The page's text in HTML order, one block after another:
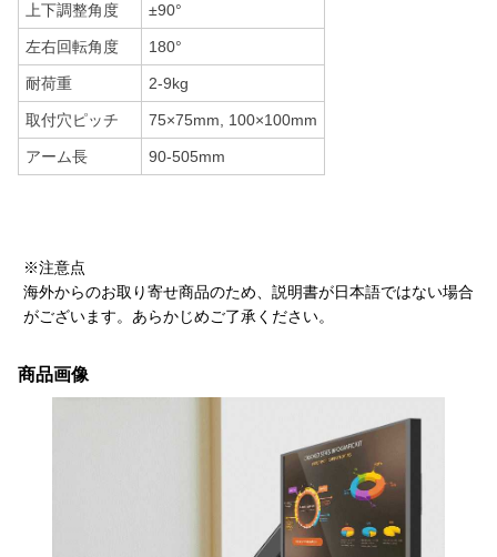
上下調整角度 ±90°
左右回転角度 180°
耐荷重 2-9kg
取付穴ピッチ 75×75mm, 100×100mm
アーム長 90-505mm
※注意点
海外からのお取り寄せ商品のため、説明書が日本語ではない場合
がございます。あらかじめご了承ください。
商品画像